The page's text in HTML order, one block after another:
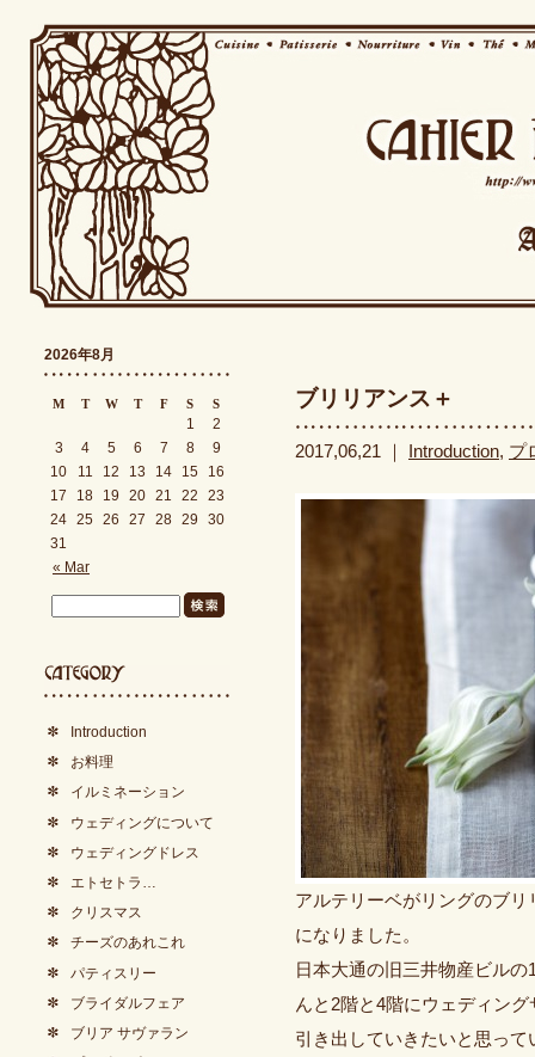
ブリリアンス＋
2017,06,21 ｜ Introduction, プ
アルテリーベがリングのブ
になりました。
日本大通の旧三井物産ビル
んと2階と4階にウェディン
引き出していきたいと思って
2026年8月
M T W T F S S
« Mar
1
2
3
4 5 6 7 8
9
10
11 12 13 14 15
16
17
18 19 20 21 22
23
24 25 26 27 28 29
30
31
Introduction
お料理
イルミネーション
ウェディングについて
ウェディングドレス
エトセトラ…
クリスマス
チーズのあれこれ
パティスリー
ブライダルフェア
ブリア サヴァラン